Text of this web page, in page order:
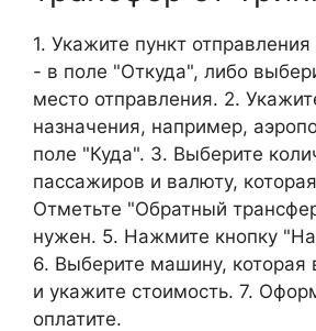
1. Укажите пункт
- в поле "Откуда", либо
место отправления. 2.
назначения, например,
поле "Куда". 3. Выберите
пассажиров и валюту,
Отметьте "Обратный
нужен. 5. Нажмите кнопку
6. Выберите машину, которая
и укажите стоимость. 7.
оплатите.